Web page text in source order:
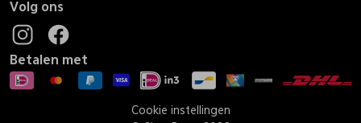
Volg ons
Betalen met
Cookie instellingen